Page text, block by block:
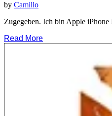
by Camillo
Zugegeben. Ich bin Apple
Read More